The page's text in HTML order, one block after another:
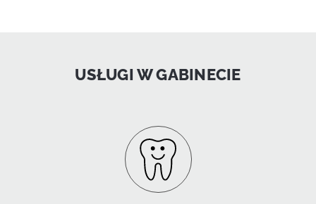
USŁUGI W GABINECIE